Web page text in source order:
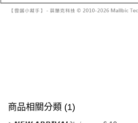
２．關於個人資料處理事宜，請瀏覽以下網址：
https://aftee.tw/terms/#terms3
每筆NT$60，滿NT$1,600(含以上)免運費
商品相關分類 (1)